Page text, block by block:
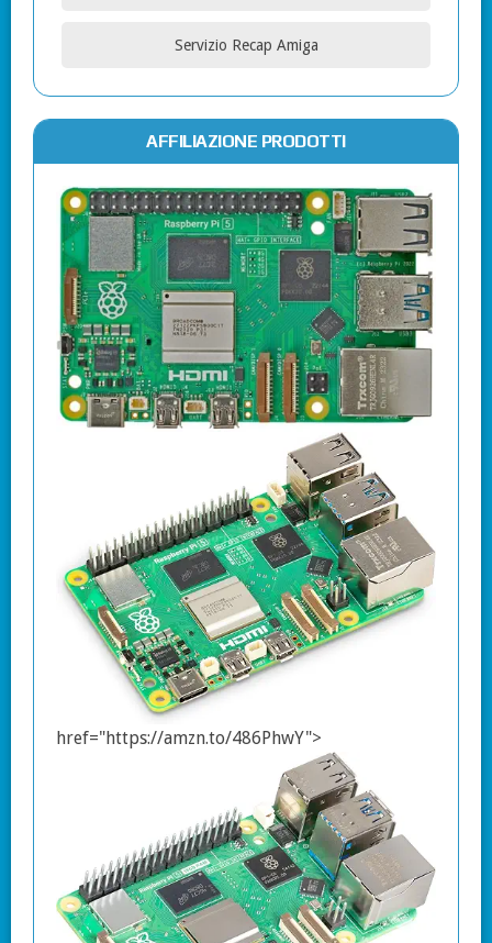
Servizio Recap Amiga
AFFILIAZIONE PRODOTTI
href="https://amzn.to/486PhwY">